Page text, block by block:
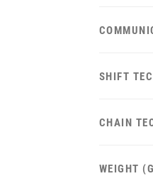
SHIFT
CHAIN
WEIGHT